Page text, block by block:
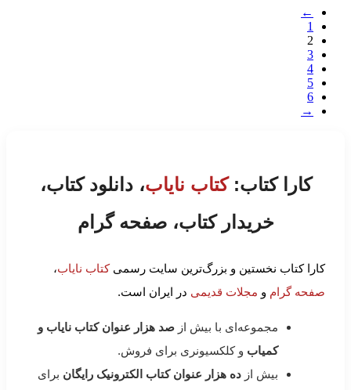
←
1
2
3
4
5
6
→
کارا کتاب:کتاب نایاب، دانلود کتاب،
خریدار کتاب، صفحه گرام
کارا کتاب نخستین و بزرگ‌ترین سایت رسمیکتاب نایاب،
صفحه گرام و مجلات قدیمی در ایران است.
مجموعه‌ای با بیش از صد هزار عنوان کتاب نایاب و
کمیاب و کلکسیونری برای فروش.
بیش از ده هزار عنوان کتاب الکترونیک رایگان برای